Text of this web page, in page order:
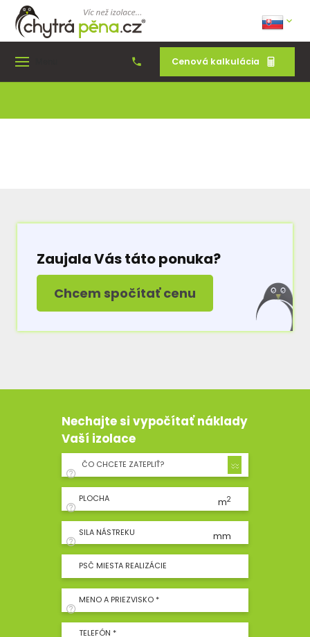
Cenová kalkulácia
Zaujala Vás táto ponuka?
Chcem spočítať cenu
Nechajte si vypočítať náklady
Vaší izolace
ČO CHCETE ZATEPLIŤ?
PLOCHA m2
SILA NÁSTREKU mm
PSČ MIESTA REALIZÁCIE
MENO A PRIEZVISKO *
TELEFÓN *